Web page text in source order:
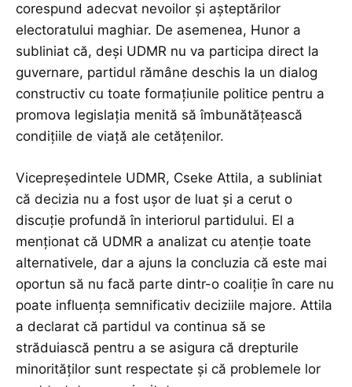
corespund adecvat nevoilor și așteptărilor
electoratului maghiar. De asemenea, Hunor a
subliniat că, deși UDMR nu va participa direct la
guvernare, partidul rămâne deschis la un dialog
constructiv cu toate formațiunile politice pentru a
promova legislația menită să îmbunătățească
condițiile de viață ale cetățenilor.
Vicepreședintele UDMR, Cseke Attila, a subliniat
că decizia nu a fost ușor de luat și a cerut o
discuție profundă în interiorul partidului. El a
menționat că UDMR a analizat cu atenție toate
alternativele, dar a ajuns la concluzia că este mai
oportun să nu facă parte dintr-o coaliție în care nu
poate influența semnificativ deciziile majore. Attila
a declarat că partidul va continua să se
străduiască pentru a se asigura că drepturile
minorităților sunt respectate și că problemele lor